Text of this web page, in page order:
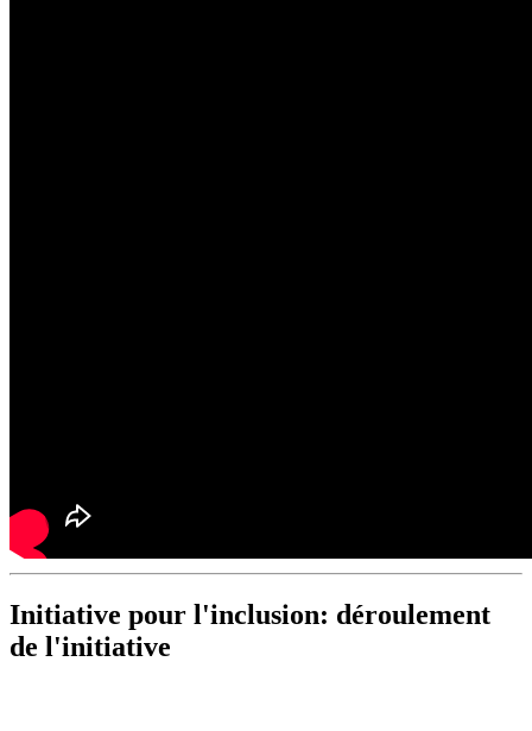
Initiative pour l'inclusion: déroulement
de l'initiative